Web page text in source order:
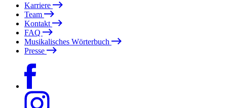
Karriere
Team
Kontakt
FAQ
Musikalisches Wörterbuch
Presse